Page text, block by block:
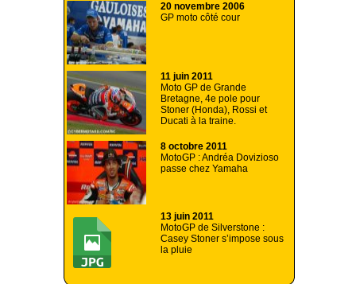
20 novembre 2006
GP moto côté cour
11 juin 2011
Moto GP de Grande
Bretagne, 4e pole pour
Stoner (Honda), Rossi et
Ducati à la traine.
8 octobre 2011
MotoGP : Andréa Dovizioso
passe chez Yamaha
13 juin 2011
MotoGP de Silverstone :
Casey Stoner s’impose sous
la pluie